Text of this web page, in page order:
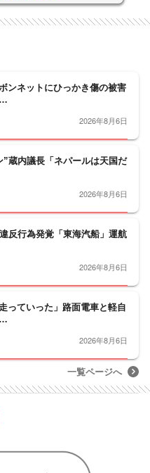
ンネットにひっかき傷の被害
2026年8月6日
”蔵内議長「ネパールは天国だ
2026年8月6日
反行為発覚「東海汽船」運航
2026年8月6日
っていった」路面電車と軽自
2026年8月6日
一覧ページへ